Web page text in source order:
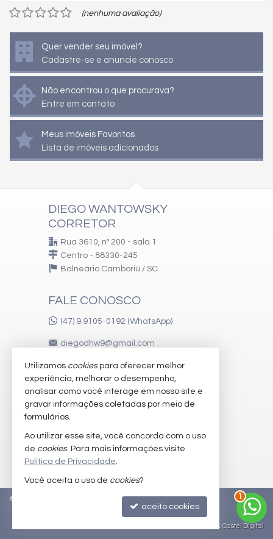
(nenhuma avaliação)
Quer vender seu imóvel?
Cadastre-se e anuncie conosco
Não encontrou o que procurava?
Entre em contato
Meus imóveis Favoritos
Lista de imóveis adicionados
DIEGO WANTOWSKY
CORRETOR
Rua 3610, nº 200 - sala 1
Centro - 88330-245
Balneário Camboriú / SC
FALE CONOSCO
(47) 9.9105-0192 (WhatsApp)
diegodhw9@gmail.com
VEJA MAIS
imóveis favoritos
mapa de imóveis
© Política de Privacidade
Site para imobiliárias: Castel Digital
1
Utilizamos cookiespara oferecer melhor
experiência, melhorar o desempenho,
analisar como você interage em nosso site e
gravar informações coletadas por meio de
formulários.
Ao utilizar esse site, você concorda com o uso
de cookies. Para mais informações visite
Política de Privacidade.
Você aceita o uso de cookies?
aceito cookies